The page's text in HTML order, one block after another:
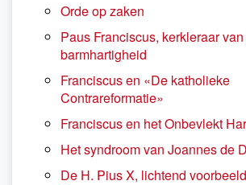
Orde op zaken
Paus Franciscus, kerkleraar
barmhartigheid
Franciscus en «De katholieke
Contrareformatie»
Franciscus en het Onbevlekt
Het syndroom van Joannes de
De H. Pius X, lichtend